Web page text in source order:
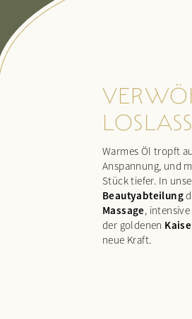
Warmes Öl tropft
Anspannung, und
Stück tiefer. In
Beautyabteilung
Massage,
der goldenen
neue Kraft.